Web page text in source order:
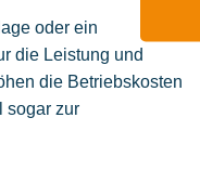
oder ein
die Leistung und
die Betriebskosten
sogar zur